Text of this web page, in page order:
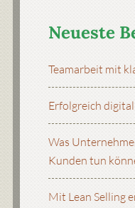
Neueste
Teamarbeit mit
Erfolgreich
Was
Kunden tun
Mit Lean Selling